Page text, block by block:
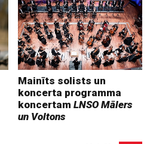
Mainīts solists un
koncerta programma
koncertamLNSO Mālers
un Voltons